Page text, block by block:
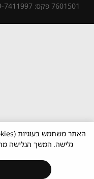
7601501 פקס: 09-7411997 E-mail: ogen@ogenceramica.co.il
גלישה. המשך הגלישה